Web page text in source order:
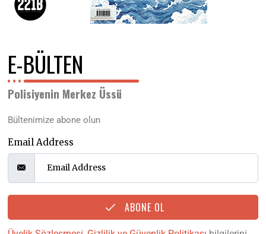
E-BÜLTEN
Polisiyenin Merkez Üssü
Bültenimize abone olun
Email Address
ABONE OL